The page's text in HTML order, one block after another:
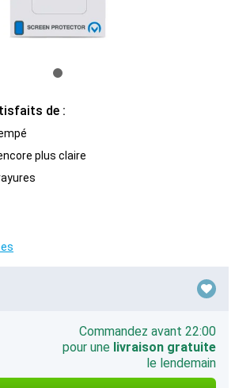
de :
plus claire
Commandez avant 22:00
pour une livraison gratuite
le lendemain